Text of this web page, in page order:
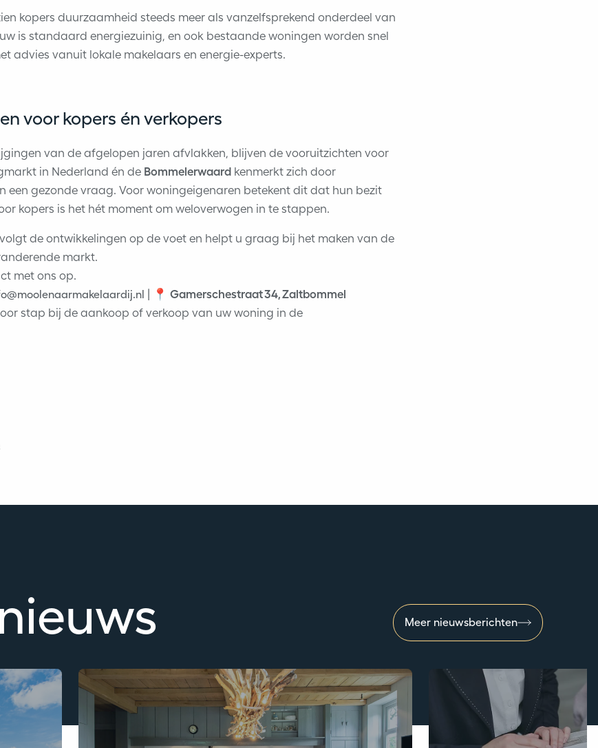
kopers duurzaamheid steeds meer als vanzelfsprekend onderdeel van
is standaard energiezuinig, en ook bestaande woningen worden snel
advies vanuit lokale makelaars en energie-experts.
voor kopers én verkopers
van de afgelopen jaren afvlakken, blijven de vooruitzichten voor
in Nederland én de Bommelerwaard kenmerkt zich door
een gezonde vraag. Voor woningeigenaren betekent dit dat hun bezit
kopers is het hét moment om weloverwogen in te stappen.
volgt de ontwikkelingen op de voet en helpt u graag bij het maken van de
markt.
met ons op.
| 📍 Gamerschestraat 34, Zaltbommel
stap bij de aankoop of verkoop van uw woning in de
Meer nieuwsberichten